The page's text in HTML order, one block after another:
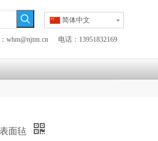
简体中文
whm@njtm.cn 电话：13951832169
面毡